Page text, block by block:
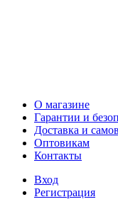
О магазине
Гарантии и
Доставка и
Оптовикам
Контакты
Вход
Регистрация